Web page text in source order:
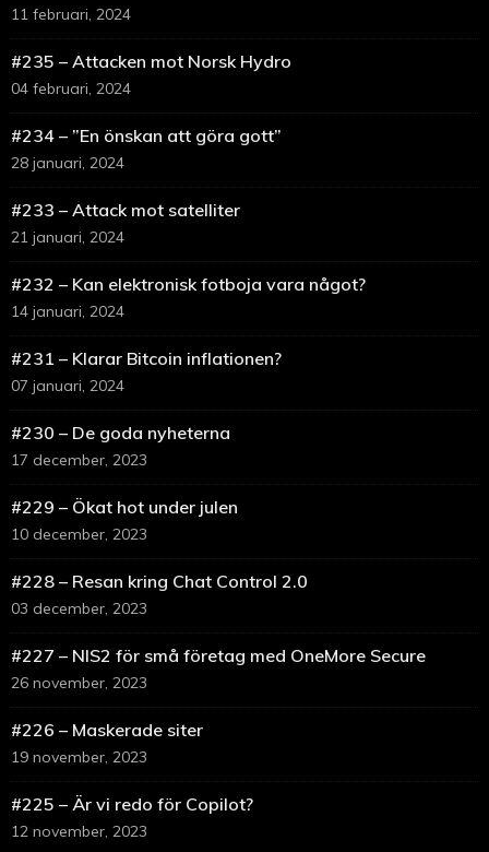
11 februari, 2024
#235 – Attacken mot Norsk Hydro
04 februari, 2024
#234 – ”En önskan att göra gott”
28 januari, 2024
#233 – Attack mot satelliter
21 januari, 2024
#232 – Kan elektronisk fotboja vara något?
14 januari, 2024
#231 – Klarar Bitcoin inflationen?
07 januari, 2024
#230 – De goda nyheterna
17 december, 2023
#229 – Ökat hot under julen
10 december, 2023
#228 – Resan kring Chat Control 2.0
03 december, 2023
#227 – NIS2 för små företag med OneMore Secure
26 november, 2023
#226 – Maskerade siter
19 november, 2023
#225 – Är vi redo för Copilot?
12 november, 2023